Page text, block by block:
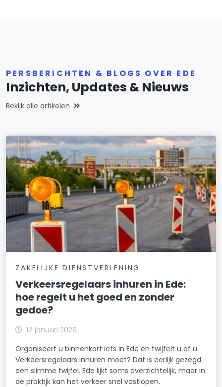
PERSBERICHTEN & BLOGS OVER EDE
Inzichten, Updates & Nieuws
Bekijk alle artikelen
ZAKELIJKE DIENSTVERLENING
Verkeersregelaars inhuren in Ede:
hoe regelt u het goed en zonder
gedoe?
17 januari 2026
Organiseert u binnenkort iets in Ede en twijfelt u of u
Verkeersregelaars inhuren moet? Dat is eerlijk gezegd
een slimme twijfel. Ede lijkt soms overzichtelijk, maar in
de praktijk kan het verkeer snel vastlopen.